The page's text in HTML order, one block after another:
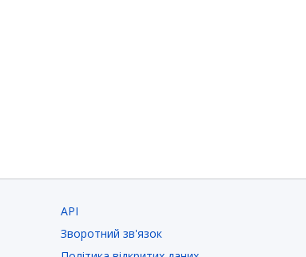
API
Зворотний зв'язок